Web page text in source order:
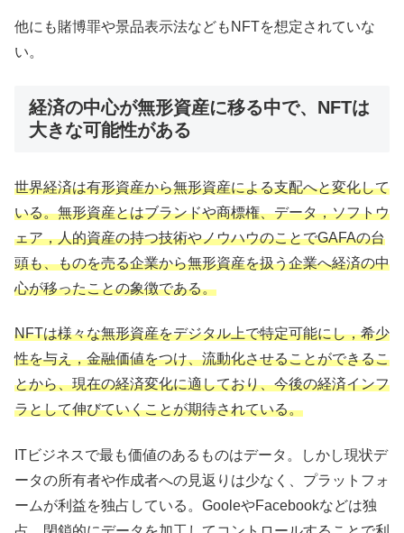
他にも賭博罪や景品表示法などもNFTを想定されていな
い。
経済の中心が無形資産に移る中で、NFTは
大きな可能性がある
世界経済は有形資産から無形資産による支配へと変化して
いる。無形資産とはブランドや商標権、データ，ソフトウ
ェア，人的資産の持つ技術やノウハウのことでGAFAの台
頭も、ものを売る企業から無形資産を扱う企業へ経済の中
心が移ったことの象徴である。
NFTは様々な無形資産をデジタル上で特定可能にし，希少
性を与え，金融価値をつけ、流動化させることができるこ
とから、現在の経済変化に適しており、今後の経済インフ
ラとして伸びていくことが期待されている。
ITビジネスで最も価値のあるものはデータ。しかし現状デ
ータの所有者や作成者への見返りは少なく、プラットフォ
ームが利益を独占している。GooleやFacebookなどは独